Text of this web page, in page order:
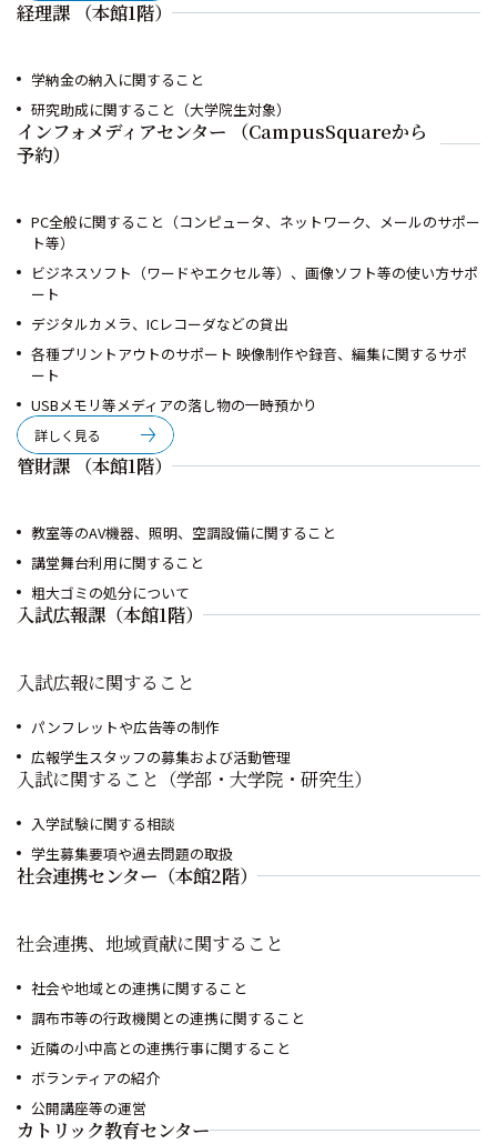
経理課 （本館1階）
学納金の納入に関すること
研究助成に関すること（大学院生対象）
インフォメディアセンター （CampusSquareから
予約）
PC全般に関すること（コンピュータ、ネットワーク、メールのサポー
ト等）
ビジネスソフト（ワードやエクセル等）、画像ソフト等の使い方サポ
ート
デジタルカメラ、ICレコーダなどの貸出
各種プリントアウトのサポート 映像制作や録音、編集に関するサポ
ート
USBメモリ等メディアの落し物の一時預かり
詳しく見る
管財課 （本館1階）
教室等のAV機器、照明、空調設備に関すること
講堂舞台利用に関すること
粗大ゴミの処分について
入試広報課（本館1階）
入試広報に関すること
パンフレットや広告等の制作
広報学生スタッフの募集および活動管理
入試に関すること（学部・大学院・研究生）
入学試験に関する相談
学生募集要項や過去問題の取扱
社会連携センター（本館2階）
社会連携、地域貢献に関すること
社会や地域との連携に関すること
調布市等の行政機関との連携に関すること
近隣の小中高との連携行事に関すること
ボランティアの紹介
公開講座等の運営
カトリック教育センター